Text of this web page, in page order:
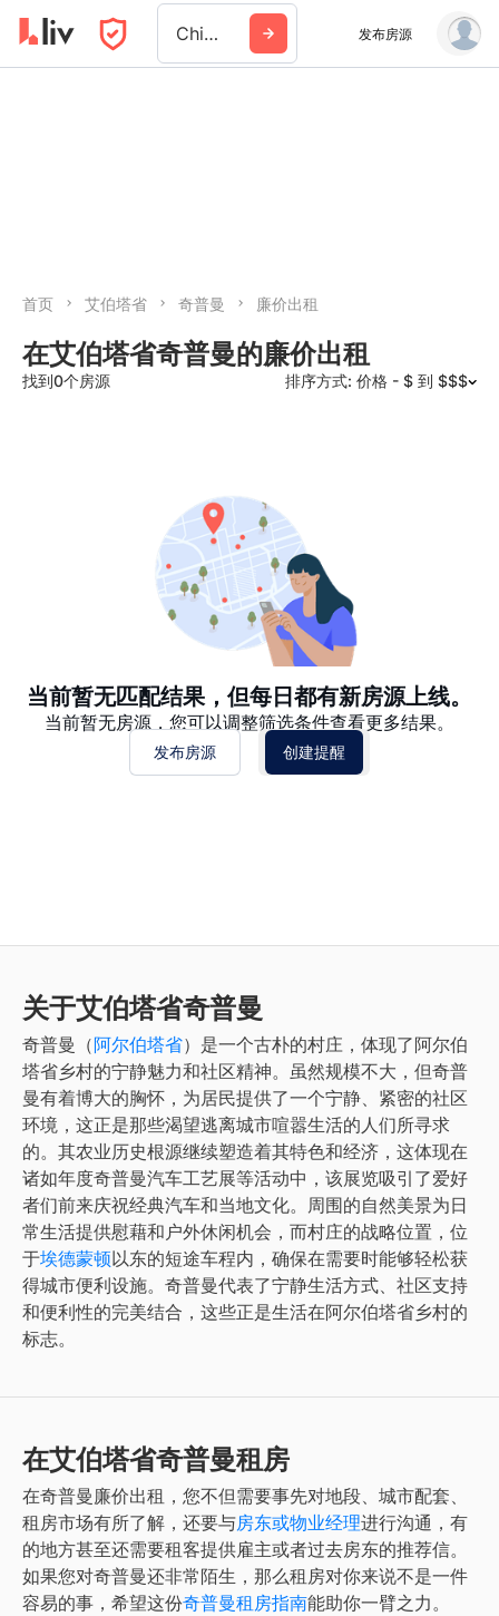
Chipman Ab 发布房源
首页 艾伯塔省 奇普曼 廉价出租
在艾伯塔省奇普曼的廉价出租
找到0个房源 排序方式: 价格 - $ 到 $$$
当前暂无匹配结果，但每日都有新房源上线。
当前暂无房源，您可以调整筛选条件查看更多结果。
发布房源 创建提醒
关于艾伯塔省奇普曼
奇普曼（阿尔伯塔省）是一个古朴的村庄，体现了阿尔伯
塔省乡村的宁静魅力和社区精神。虽然规模不大，但奇普
曼有着博大的胸怀，为居民提供了一个宁静、紧密的社区
环境，这正是那些渴望逃离城市喧嚣生活的人们所寻求
的。其农业历史根源继续塑造着其特色和经济，这体现在
诸如年度奇普曼汽车工艺展等活动中，该展览吸引了爱好
者们前来庆祝经典汽车和当地文化。周围的自然美景为日
常生活提供慰藉和户外休闲机会，而村庄的战略位置，位
于埃德蒙顿以东的短途车程内，确保在需要时能够轻松获
得城市便利设施。奇普曼代表了宁静生活方式、社区支持
和便利性的完美结合，这些正是生活在阿尔伯塔省乡村的
标志。
在艾伯塔省奇普曼租房
在奇普曼廉价出租 ，您不但需要事先对地段、城市配套、
租房市场有所了解，还要与房东或物业经理进行沟通，有
的地方甚至还需要租客提供雇主或者过去房东的推荐信。
如果您对奇普曼还非常陌生，那么租房对你来说不是一件
容易的事，希望这份奇普曼租房指南能助你一臂之力。